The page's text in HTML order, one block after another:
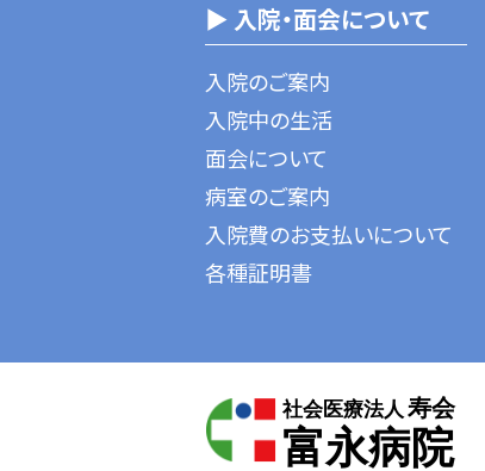
▶ 入院・面会について
入院のご案内
入院中の生活
面会について
病室のご案内
入院費のお支払いについて
各種証明書
社会医療法人 寿会
富永病院